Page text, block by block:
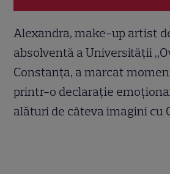
Alexandra, make-up artist
absolventă a Universității
Constanța, a marcat
printr-o declarație
alături de câteva imagini cu